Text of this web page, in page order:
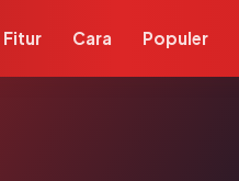
Fitur Cara Populer